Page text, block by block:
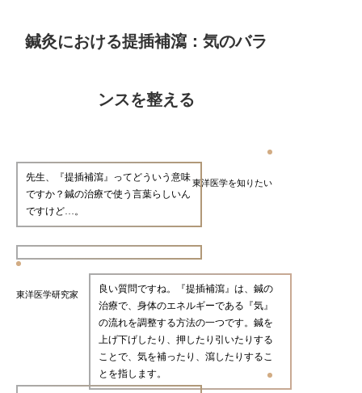
鍼灸における提插補瀉：気のバラ
ンスを整える
東洋医学を知りたい
先生、『提插補瀉』ってどういう意味
ですか？鍼の治療で使う言葉らしいん
ですけど…。
東洋医学研究家
良い質問ですね。『提插補瀉』は、鍼の
治療で、身体のエネルギーである『気』
の流れを調整する方法の一つです。鍼を
上げ下げしたり、押したり引いたりする
ことで、気を補ったり、瀉したりするこ
とを指します。